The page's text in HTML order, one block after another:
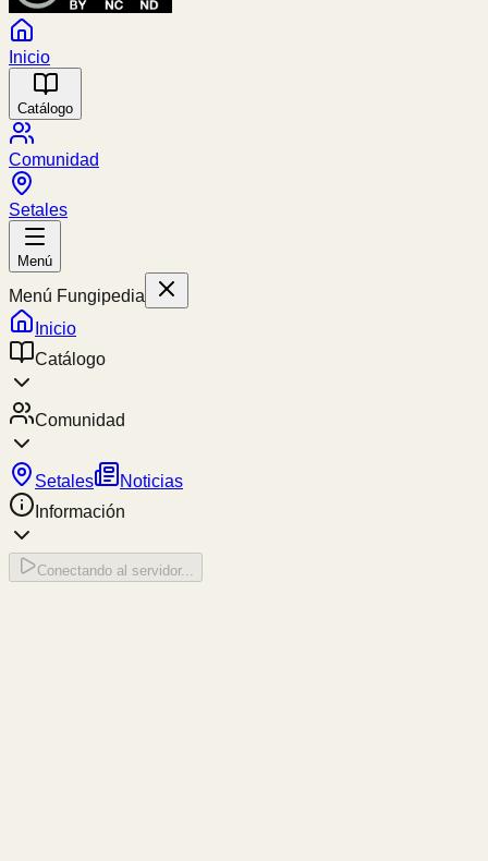
Inicio
Catálogo
Comunidad
Setales
Menú
Menú Fungipedia
Inicio
Catálogo
Comunidad
Setales
Noticias
Información
Conectando al servidor...